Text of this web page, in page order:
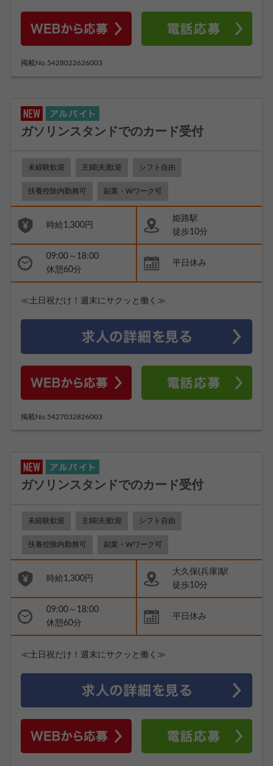
掲載No.5428022626003
ガソリンスタンドでのカード受付
未経験歓迎 主婦(夫)歓迎 シフト自由
扶養控除内勤務可 副業・Wワーク可
時給1,300円
姫路駅
徒歩10分
09:00～18:00
休憩60分
平日休み
≪土日祝だけ！週末にサクッと働く≫
掲載No.5427032826003
ガソリンスタンドでのカード受付
未経験歓迎 主婦(夫)歓迎 シフト自由
扶養控除内勤務可 副業・Wワーク可
時給1,300円
大久保(兵庫)駅
徒歩10分
09:00～18:00
休憩60分
平日休み
≪土日祝だけ！週末にサクッと働く≫